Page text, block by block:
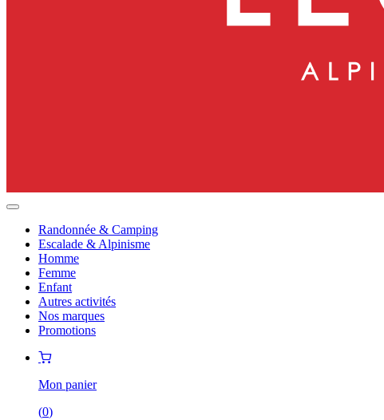
Randonnée & Camping
Escalade & Alpinisme
Homme
Femme
Enfant
Autres activités
Nos marques
Promotions
Mon panier
(0)